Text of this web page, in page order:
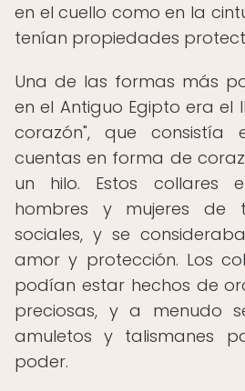
en el cuello como en la
tenían propiedades
Una de las formas más
en el Antiguo Egipto era el
corazón", que consistía
cuentas en forma de
un hilo. Estos collares
hombres y mujeres de
sociales, y se
amor y protección. Los
podían estar hechos de
preciosas, y a menudo
amuletos y talismanes
poder.